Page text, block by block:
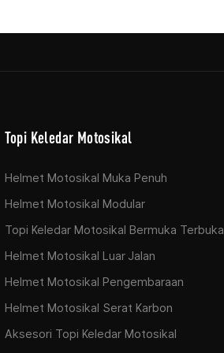
Topi Keledar Motosikal
Helmet Motosikal Muka Penuh
Helmet Motosikal Modular
Topi Keledar Motosikal Bermuka Terbuka
Helmet Motosikal Luar Jalan
Helmet Motosikal Pengembaraan
Helmet Motosikal Serat Karbon
Aksesori Topi Keledar Motosikal